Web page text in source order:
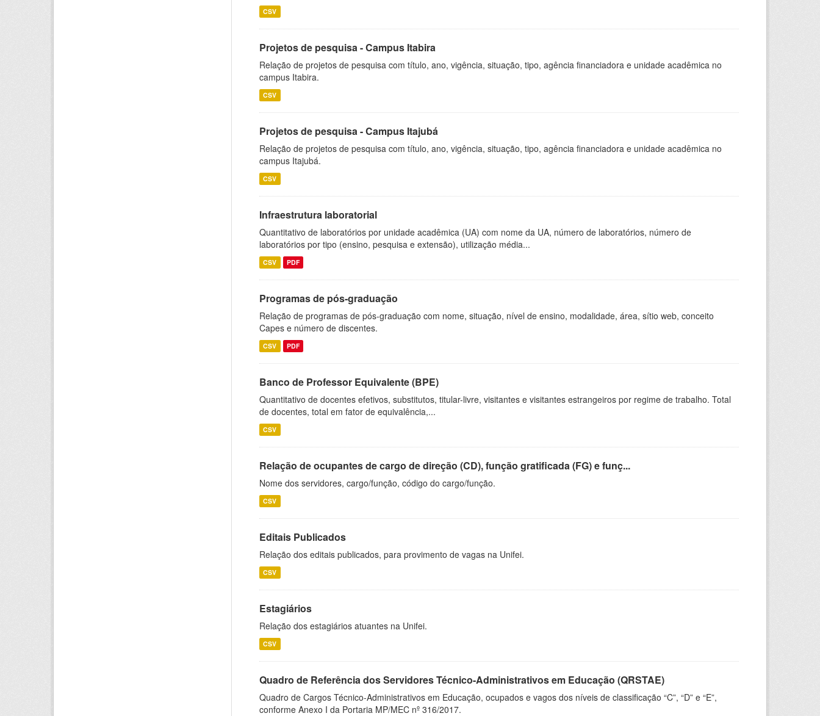
CSV
Projetos de pesquisa - Campus Itabira
Relação de projetos de pesquisa com título, ano, vigência, situação, tipo, agência financiadora e unidade acadêmica no
campus Itabira.
CSV
Projetos de pesquisa - Campus Itajubá
Relação de projetos de pesquisa com título, ano, vigência, situação, tipo, agência financiadora e unidade acadêmica no
campus Itajubá.
CSV
Infraestrutura laboratorial
Quantitativo de laboratórios por unidade acadêmica (UA) com nome da UA, número de laboratórios, número de
laboratórios por tipo (ensino, pesquisa e extensão), utilização média...
CSV PDF
Programas de pós-graduação
Relação de programas de pós-graduação com nome, situação, nível de ensino, modalidade, área, sítio web, conceito
Capes e número de discentes.
CSV PDF
Banco de Professor Equivalente (BPE)
Quantitativo de docentes efetivos, substitutos, titular-livre, visitantes e visitantes estrangeiros por regime de trabalho. Total
de docentes, total em fator de equivalência,...
CSV
Relação de ocupantes de cargo de direção (CD), função gratificada (FG) e funç...
Nome dos servidores, cargo/função, código do cargo/função.
CSV
Editais Publicados
Relação dos editais publicados, para provimento de vagas na Unifei.
CSV
Estagiários
Relação dos estagiários atuantes na Unifei.
CSV
Quadro de Referência dos Servidores Técnico-Administrativos em Educação (QRSTAE)
Quadro de Cargos Técnico-Administrativos em Educação, ocupados e vagos dos níveis de classificação “C”, “D” e “E”,
conforme Anexo I da Portaria MP/MEC nº 316/2017.